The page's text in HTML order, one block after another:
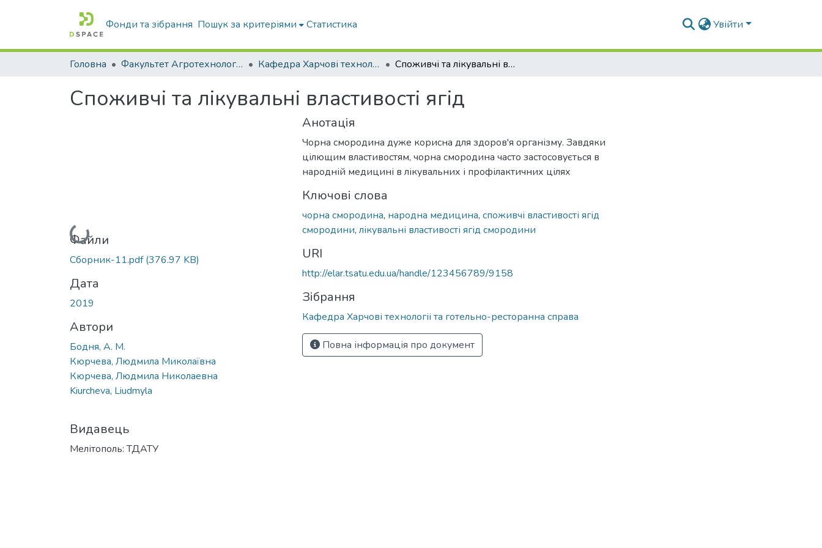
Фонди та зібрання Пошук за критеріями Статистика Увійти
Головна Факультет Агротехнологій та екології Кафедра Харчові технологіі та готельно-ресторанна справа Споживчі та лікувальні властивості ягід
Споживчі та лікувальні властивості ягід
Вантажиться...
Файли
Сборник-11.pdf(376.97 KB)
Дата
2019
Автори
Бодня, А. М.
Кюрчева, Людмила Миколаївна
Кюрчева, Людмила Николаевна
Kiurcheva, Liudmyla
Видавець
Мелітополь: ТДАТУ
Анотація
Чорна смородина дуже корисна для здоров'я організму. Завдяки
цілющим властивостям, чорна смородина часто застосовується в
народній медицині в лікувальних і профілактичних цілях
Ключові слова
чорна смородина, народна медицина, споживчі властивості ягід
смородини, лікувальні властивості ягід смородини
URI
http://elar.tsatu.edu.ua/handle/123456789/9158
Зібрання
Кафедра Харчові технологіі та готельно-ресторанна справа
Повна інформація про документ